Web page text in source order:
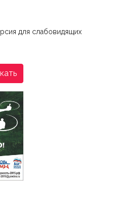
для слабовидящих